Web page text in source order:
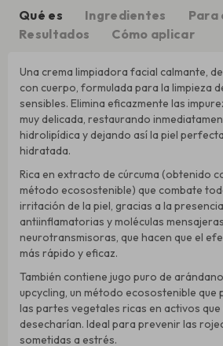
Qué es Ingredientes
Para
Resultados
Cómo aplicar
Una crema limpiadora facial calmante,
con cuerpo, formulada para la limpieza
sensibles. Elimina eficazmente las
muy delicada, restaurando
hidrolipídica y dejando así la piel
hidratada.
Rica en extracto de cúrcuma (obtenido
método ecosostenible) que combate
irritación de la piel, gracias a la
antiinflamatorias y moléculas
neurotransmisoras, que hacen que el
más rápido y eficaz.
También contiene jugo puro de
upcycling, un método ecosostenible
las partes vegetales ricas en activos
desecharían. Ideal para prevenir las
sometidas a estrés.